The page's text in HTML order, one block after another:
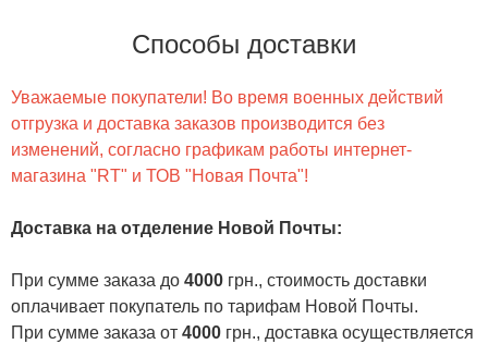
Способы доставки
Уважаемые покупатели! Во время военных действий
отгрузка и доставка заказов производится без
изменений, согласно графикам работы интернет-
магазина "RT" и ТОВ "Новая Почта"!
Доставка на отделение Новой Почты:
При сумме заказа до 4000 грн., стоимость доставки
оплачивает покупатель по тарифам Новой Почты.
При сумме заказа от 4000 грн., доставка осуществляется